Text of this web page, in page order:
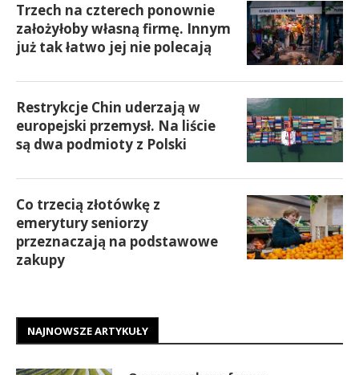
Trzech na czterech ponownie
założyłoby własną firmę. Innym
już tak łatwo jej nie polecają
Restrykcje Chin uderzają w
europejski przemysł. Na liście
są dwa podmioty z Polski
Co trzecią złotówkę z
emerytury seniorzy
przeznaczają na podstawowe
zakupy
NAJNOWSZE ARTYKUŁY